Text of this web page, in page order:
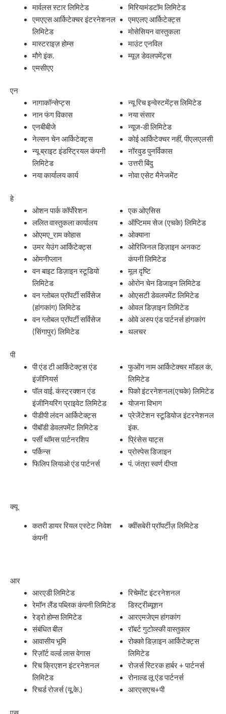
मार्वलस स्टार लिमिटेड
एमएएस आर्किटेक्चर इंटरनेशनल
लिमिटेड
मास्टराइज़ होम्स
मौगे इंक.
एमसीएए
मिरियामंडटॉम लिमिटेड
एमएलए आर्किटेक्ट्स
मोसेसियन वास्तुकला
माउंट एनविल
म्यूज़ डेवलपमेंट्स
एन
नागाकॉन्सेप्ट्स
नान फंग विकास
एनबीबीजे
नेल्सन चेन आर्किटेक्ट्स
न्यू ब्राइट इंडस्ट्रियल कंपनी
लिमिटेड
नया कार्यालय कार्य
न्यू रिच इन्वेस्टमेंट्स लिमिटेड
नया संसार
न्यूज-डी लिमिटेड
कोई आर्किटेक्चर नहीं, पीएलएलसी
नॉरवुड पुनर्विकास
उत्तरी बिंदु
नोवा एसेट मैनेजमेंट
हे
ओशन पार्क कॉर्पोरेशन
ललित वास्तुकला कार्यालय
ओएमए_राम कोहास
उमर येउंग आर्किटेक्ट्स
ओमनीप्लान
वन बाइट डिज़ाइन स्टूडियो
लिमिटेड
वन ग्लोबल प्रॉपर्टी सर्विसेज
(हांगकांग) लिमिटेड
वन ग्लोबल प्रॉपर्टी सर्विसेज
(सिंगापुर) लिमिटेड
एक ओएसिस
ऑप्टिमम सेज (एचके) लिमिटेड
ओक्याना
ओरिजिनल डिज़ाइन अनकट
कंपनी लिमिटेड
मूल दृष्टि
ओरोन चेन डिजाइन लिमिटेड
ओएसटी डेवलपमेंट लिमिटेड
ओवल डिज़ाइन लिमिटेड
ओवे अरुप एंड पार्टनर्स हांगकांग
थलचर
पी
पी एंड टी आर्किटेक्ट्स एंड
इंजीनियर्स
पॉल वाई. कंस्ट्रक्शन एंड
इंजीनियरिंग प्राइवेट लिमिटेड
पीडीपी लंदन आर्किटेक्ट्स
पीबॉडी डेवलपमेंट लिमिटेड
पर्सी थॉमस पार्टनरशिप
पर्किन्स
फिलिप लियाओ एंड पार्टनर्स
फुओंग नाम आर्किटेक्चर मॉडल कं,
लिमिटेड
पिको इंटरनेशनल(एचके) लिमिटेड
योजना विभाग
प्रेजेंटेशन स्टूडियोज इंटरनेशनल
इंक.
प्रिंसेस याट्स
प्रोस्पेस डिजाइन
पं. जंत्रा स्वर्ण दीप्ता
क्यू
कतरी डायर रियल एस्टेट निवेश
कंपनी
क्वींसबेरी प्रॉपर्टीज़ लिमिटेड
आर
आरएडी लिमिटेड
रेमॉन लैंड पब्लिक कंपनी लिमिटेड
रेड्रो होम्स लिमिटेड
संबंधित बील
आवासीय भूमि
रिज़ॉर्ट वर्ल्ड लास वेगास
रिच क्रिएशन इंटरनेशनल
लिमिटेड
रिचर्ड रोजर्स (यू.के.)
रिचेमोंट इंटरनेशनल
डिस्ट्रीब्यूशन
आरएमजेएम हांगकांग
रॉबर्ट गुटोव्स्की वास्तुकार
रोक्को डिज़ाइन आर्किटेक्ट्स
लिमिटेड
रोजर्स स्टिरक हार्बर + पार्टनर्स
रोनाल्ड लू एंड पार्टनर्स
आरएसएच+पी